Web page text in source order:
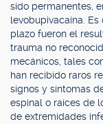
sido permanentes,
levobupivacaína.
plazo fueron el
trauma no
mecánicos, tales
han recibido raros
signos y síntomas
espinal o raíces de
de extremidades